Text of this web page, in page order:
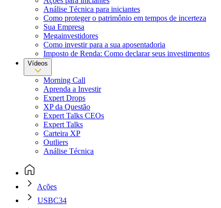
Análise Técnica para iniciantes
Como proteger o patrimônio em tempos de incerteza
Sua Empresa
Megainvestidores
Como investir para a sua aposentadoria
Imposto de Renda: Como declarar seus investimentos
Vídeos
Morning Call
Aprenda a Investir
Expert Drops
XP da Questão
Expert Talks CEOs
Expert Talks
Carteira XP
Outliers
Análise Técnica
Ações
USBC34